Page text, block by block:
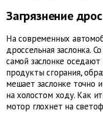
Загрязнение
На современных
дроссельная заслонка.
самой заслонке
продукты сгорания,
мешает заслонке точно
на холостом ходу. Как
мотор глохнет на